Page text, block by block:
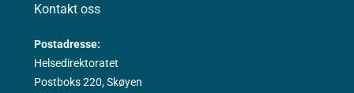
Kontakt oss
Postadresse:
Helsedirektoratet
Postboks 220, Skøyen